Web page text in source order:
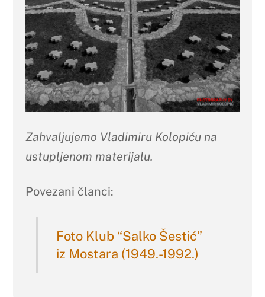
Zahvaljujemo Vladimiru Kolopiću na
ustupljenom materijalu.
Povezani članci:
Foto Klub “Salko Šestić”
iz Mostara (1949.-1992.)